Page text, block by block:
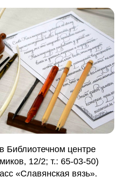
Библиотечном центре
12/2; т.: 65-03-50)
«Славянская вязь».